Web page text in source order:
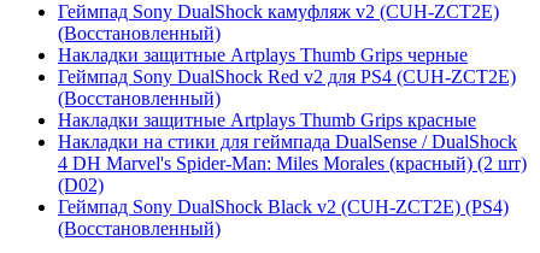
Геймпад Sony DualShock камуфляж v2 (CUH-ZCT2E)
(Восстановленный)
Накладки защитные Artplays Thumb Grips черные
Геймпад Sony DualShock Red v2 для PS4 (CUH-ZCT2E)
(Восстановленный)
Накладки защитные Artplays Thumb Grips красные
Накладки на стики для геймпада DualSense / DualShock
4 DH Marvel's Spider-Man: Miles Morales (красный) (2 шт)
(D02)
Геймпад Sony DualShock Black v2 (CUH-ZCT2E) (PS4)
(Восстановленный)